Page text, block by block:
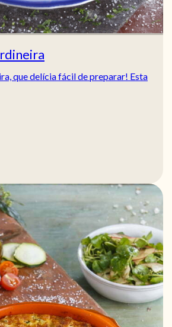
que delícia fácil de preparar! Esta